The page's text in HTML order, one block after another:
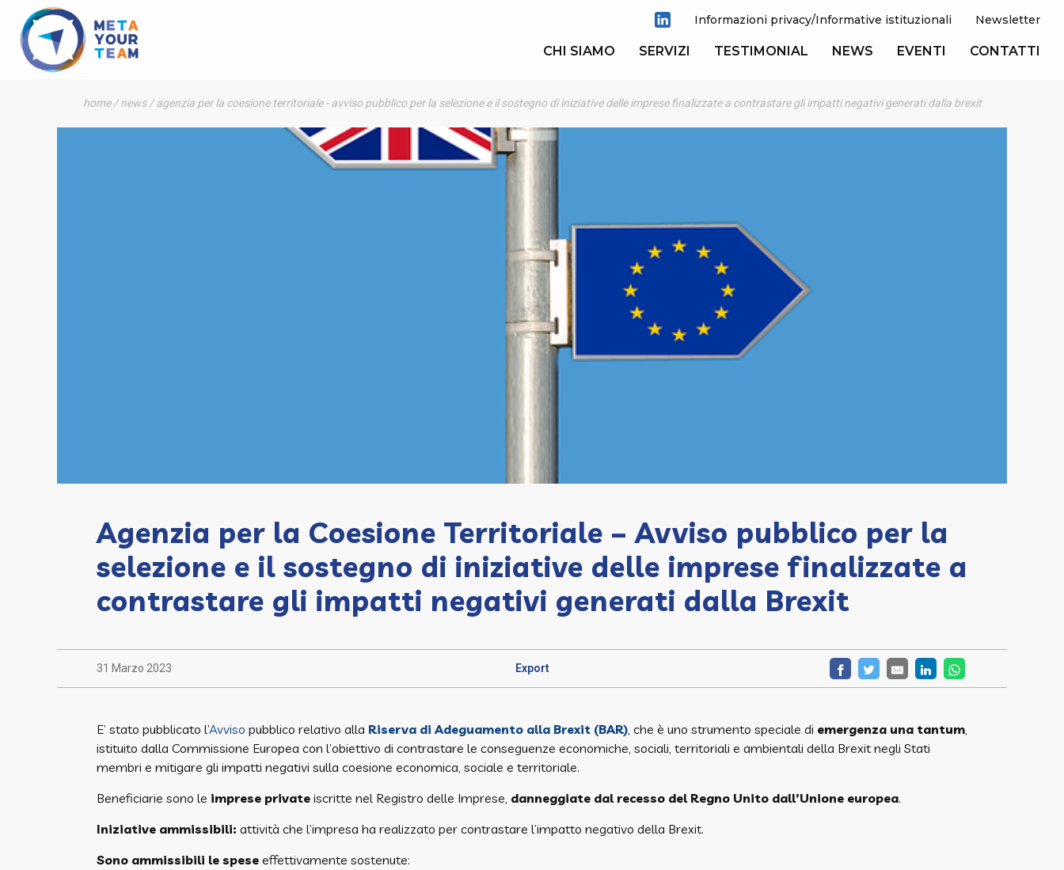
Informazioni privacy/Informative istituzionali Newsletter
CHI SIAMO SERVIZI TESTIMONIAL NEWS EVENTI CONTATTI
home / news / agenzia per la coesione territoriale - avviso pubblico per la selezione e il sostegno di iniziative delle imprese finalizzate a contrastare gli impatti negativi generati dalla brexit
Agenzia per la Coesione Territoriale – Avviso pubblico per la
selezione e il sostegno di iniziative delle imprese finalizzate a
contrastare gli impatti negativi generati dalla Brexit
31 Marzo 2023 Export
E’ stato pubblicato l’Avviso pubblico relativo alla Riserva di Adeguamento alla Brexit (BAR), che è uno strumento speciale di emergenza una tantum,
istituito dalla Commissione Europea con l’obiettivo di contrastare le conseguenze economiche, sociali, territoriali e ambientali della Brexit negli Stati
membri e mitigare gli impatti negativi sulla coesione economica, sociale e territoriale.
Beneficiarie sono le imprese private iscritte nel Registro delle Imprese, danneggiate dal recesso del Regno Unito dall’Unione europea.
Iniziative ammissibili: attività che l’impresa ha realizzato per contrastare l’impatto negativo della Brexit.
Sono ammissibili le spese effettivamente sostenute: